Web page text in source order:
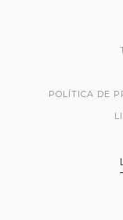
POLÍTICA DE